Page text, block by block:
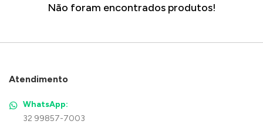
Não foram encontrados produtos!
Atendimento
WhatsApp:
32 99857-7003